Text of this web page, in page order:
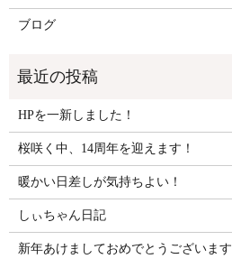
ブログ
HPを一新しました！
桜咲く中、14周年を迎えます！
暖かい日差しが気持ちよい！
しぃちゃん日記
新年あけましておめでとうございます